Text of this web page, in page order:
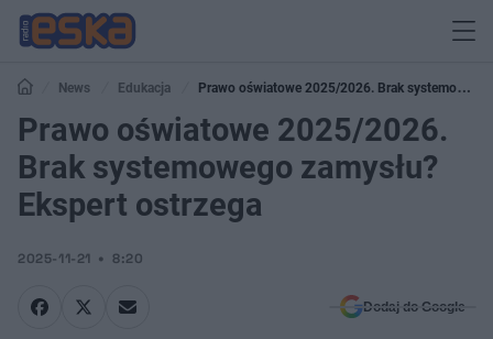
News Edukacja
Prawo oświatowe 2025/2026. Brak systemowego
zamysłu? Ekspert ostrzega
Prawo oświatowe 2025/2026.
Brak systemowego zamysłu?
Ekspert ostrzega
2025-11-21 8:20
Dodaj do Google